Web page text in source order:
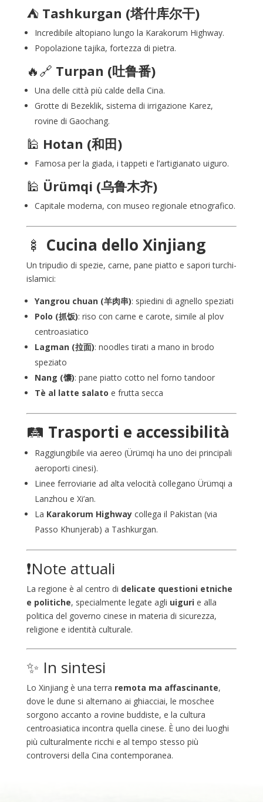
⛺ Tashkurgan (塔什库尔干)
Incredibile altopiano lungo la Karakorum Highway.
Popolazione tajika, fortezza di pietra.
🔥🔗 Turpan (吐鲁番)
Una delle città più calde della Cina.
Grotte di Bezeklik, sistema di irrigazione Karez,
rovine di Gaochang.
🕌 Hotan (和田)
Famosa per la giada, i tappeti e l’artigianato uiguro.
🕌 Ürümqi (乌鲁木齐)
Capitale moderna, con museo regionale etnografico.
🍢 Cucina dello Xinjiang
Un tripudio di spezie, carne, pane piatto e sapori turchi-
islamici:
Yangrou chuan (羊肉串): spiedini di agnello speziati
Polo (抓饭): riso con carne e carote, simile al plov
centroasiatico
Lagman (拉面): noodles tirati a mano in brodo
speziato
Nang (馕): pane piatto cotto nel forno tandoor
Tè al latte salato e frutta secca
🛤️ Trasporti e accessibilità
Raggiungibile via aereo (Ürümqi ha uno dei principali
aeroporti cinesi).
Linee ferroviarie ad alta velocità collegano Ürümqi a
Lanzhou e Xi’an.
La Karakorum Highway collega il Pakistan (via
Passo Khunjerab) a Tashkurgan.
❗Note attuali
La regione è al centro di delicate questioni etniche
e politiche, specialmente legate agli uiguri e alla
politica del governo cinese in materia di sicurezza,
religione e identità culturale.
✨ In sintesi
Lo Xinjiang è una terra remota ma affascinante,
dove le dune si alternano ai ghiacciai, le moschee
sorgono accanto a rovine buddiste, e la cultura
centroasiatica incontra quella cinese. È uno dei luoghi
più culturalmente ricchi e al tempo stesso più
controversi della Cina contemporanea.